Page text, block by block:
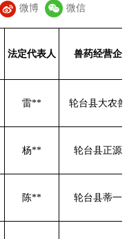
微博 微信
法定代表人 兽药经营企
雷** 轮台县大农兽
杨** 轮台县正源
陈** 轮台县蒂一